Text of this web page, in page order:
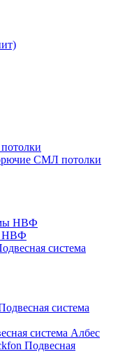
СМЛ потолки
НВФ
система
система
система Албес
Подвесная